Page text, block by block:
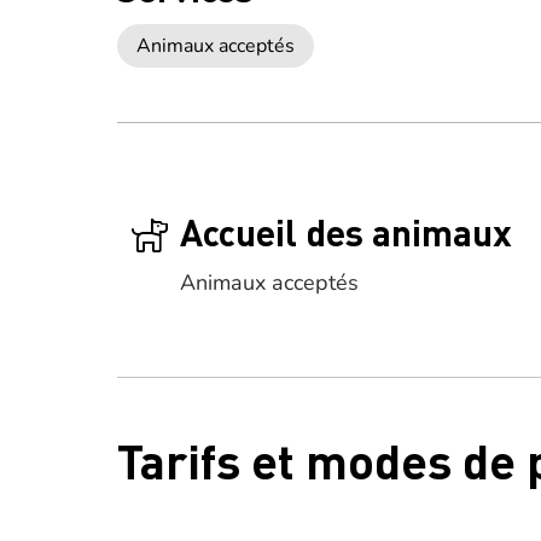
Animaux acceptés
Accueil des animaux
Animaux acceptés
Tarifs et modes de